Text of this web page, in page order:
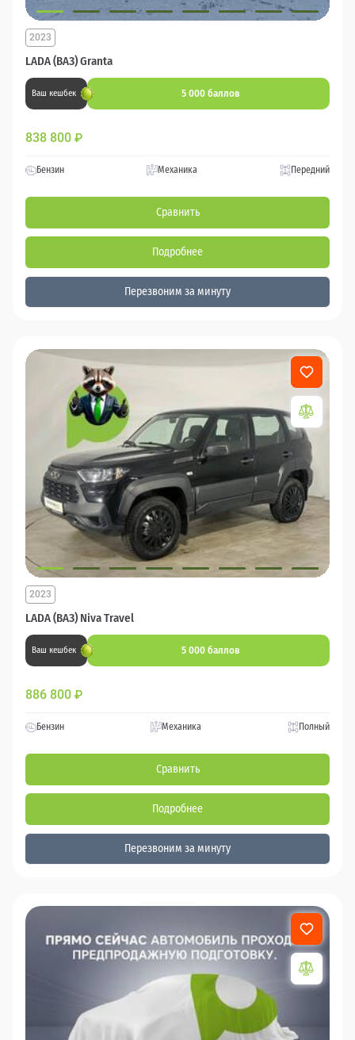
LADA (ВАЗ) Granta
2023
Ваш кешбек 5 000 баллов
838 800 ₽
Бензин Механика Передний
Сравнить
Подробнее
Перезвоним за минуту
LADA (ВАЗ) Niva Travel
2023
Ваш кешбек 5 000 баллов
886 800 ₽
Бензин Механика Полный
Сравнить
Подробнее
Перезвоним за минуту